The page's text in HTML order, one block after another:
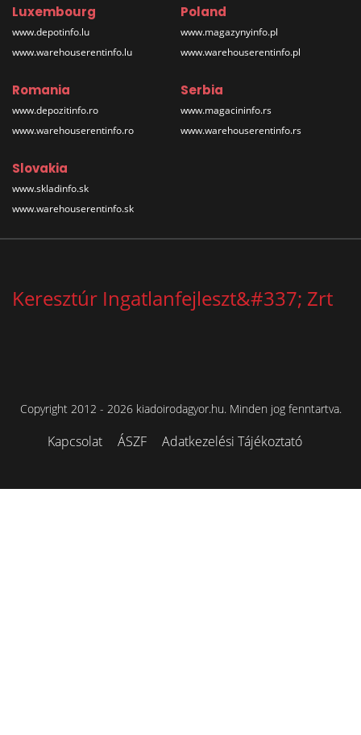
Luxembourg
www.depotinfo.lu
www.warehouserentinfo.lu
Poland
www.magazynyinfo.pl
www.warehouserentinfo.pl
Romania
www.depozitinfo.ro
www.warehouserentinfo.ro
Serbia
www.magacininfo.rs
www.warehouserentinfo.rs
Slovakia
www.skladinfo.sk
www.warehouserentinfo.sk
Keresztúr Ingatlanfejleszt&#337; Zrt
Copyright 2012 - 2026 kiadoirodagyor.hu. Minden jog fenntartva.
Kapcsolat ÁSZF Adatkezelési Tájékoztató